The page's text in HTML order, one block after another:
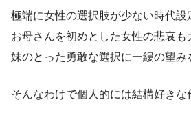
極端に女性の選択肢が少ない時代
お母さんを初めとした女性の悲哀も
妹のとった勇敢な選択に一縷の望み
そんなわけで個人的には結構好きな